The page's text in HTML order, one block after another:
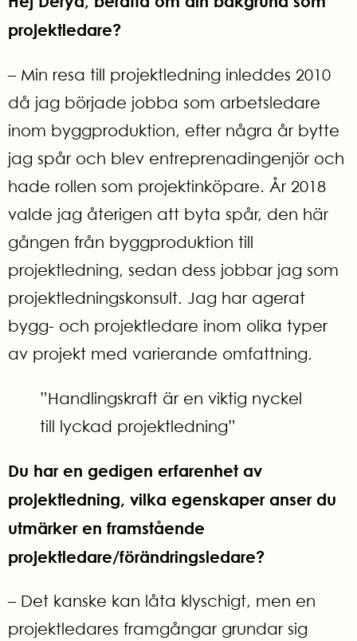
projektledare?
– Min resa till projektledning inleddes 2010
då jag började jobba som arbetsledare
inom byggproduktion, efter några år bytte
jag spår och blev entreprenadingenjör och
hade rollen som projektinköpare. År 2018
valde jag återigen att byta spår, den här
gången från byggproduktion till
projektledning, sedan dess jobbar jag som
projektledningskonsult. Jag har agerat
bygg- och projektledare inom olika typer
av projekt med varierande omfattning.
”Handlingskraft är en viktig nyckel
till lyckad projektledning”
Du har en gedigen erfarenhet av
projektledning, vilka egenskaper anser du
utmärker en framstående
projektledare/förändringsledare?
– Det kanske kan låta klyschigt, men en
projektledares framgångar grundar sig